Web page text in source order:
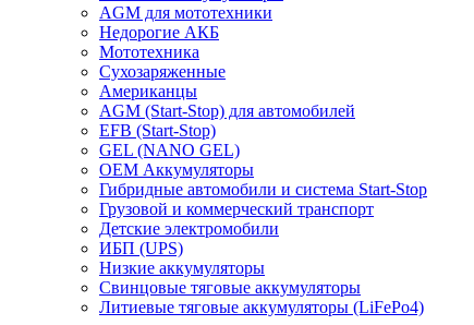
AGM для мототехники
Недорогие АКБ
Мототехника
Сухозаряженные
Американцы
AGM (Start-Stop) для автомобилей
EFB (Start-Stop)
GEL (NANO GEL)
OEM Аккумуляторы
Гибридные автомобили и система Start-Stop
Грузовой и коммерческий транспорт
Детские электромобили
ИБП (UPS)
Низкие аккумуляторы
Свинцовые тяговые аккумуляторы
Литиевые тяговые аккумуляторы (LiFePo4)